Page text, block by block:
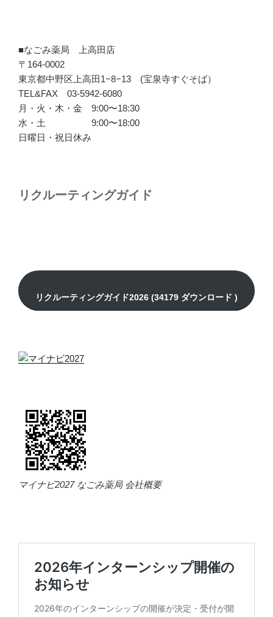
■なごみ薬局 上高田店
〒164-0002
東京都中野区上高田1−8−13 (宝泉寺すぐそば）
TEL&FAX 03-5942-6080
月・火・木・金 9:00〜18:30
水・土 9:00〜18:00
日曜日・祝日休み
リクルーティングガイド
マイナビ2027 なごみ薬局 会社概要